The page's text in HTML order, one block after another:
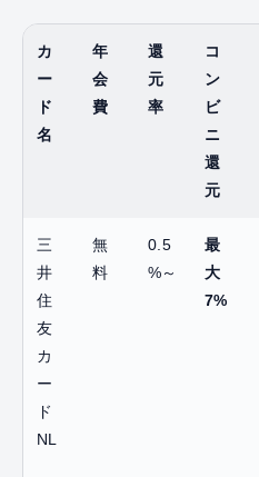
カ
ー
ド
名
年
会
費
還
元
率
コ
ン
ビ
ニ
還
元
三
井
住
友
カ
ー
ド
NL
無
料
0.5
%～
最
大
7%